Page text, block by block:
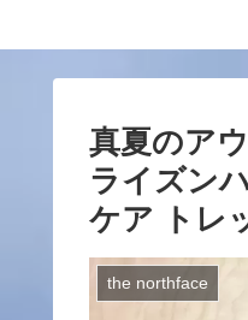
真夏のア
ライズン
ケア トレ
the northface